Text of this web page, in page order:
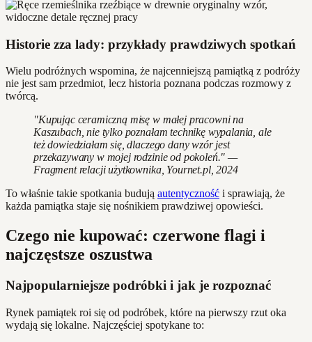
Historie zza lady: przykłady prawdziwych spotkań
Wielu podróżnych wspomina, że najcenniejszą pamiątką z podróży
nie jest sam przedmiot, lecz historia poznana podczas rozmowy z
twórcą.
"Kupując ceramiczną misę w małej pracowni na
Kaszubach, nie tylko poznałam technikę wypalania, ale
też dowiedziałam się, dlaczego dany wzór jest
przekazywany w mojej rodzinie od pokoleń." —
Fragment relacji użytkownika, Yournet.pl, 2024
To właśnie takie spotkania budują autentyczność i sprawiają, że
każda pamiątka staje się nośnikiem prawdziwej opowieści.
Czego nie kupować: czerwone flagi i
najczęstsze oszustwa
Najpopularniejsze podróbki i jak je rozpoznać
Rynek pamiątek roi się od podróbek, które na pierwszy rzut oka
wydają się lokalne. Najczęściej spotykane to: